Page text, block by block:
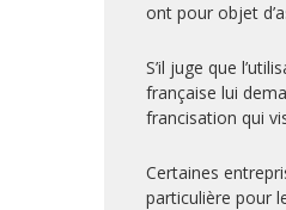
ont pour objet
S’il juge que
française lui
francisation qui
Certaines
particulière pour